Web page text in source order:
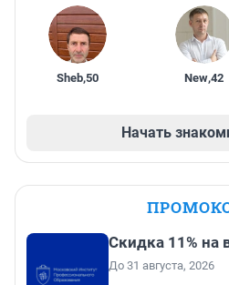
Sheb,50 New,42
Начать
Скидка 11% на
До 31 августа, 2026